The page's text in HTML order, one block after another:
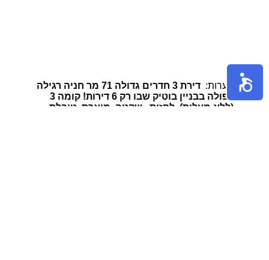
הערות:
דירת 3 חדרים גדולה 71 מר חניה רגילה
כפולה בבניין בוטיק שבו רק 6 דירות! קומה 3
(ללא מעלית), לחזית , שקטה, מוארת, טובלת